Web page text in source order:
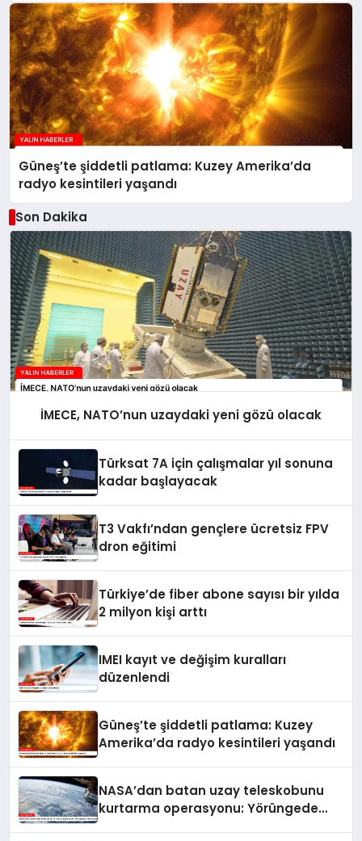
Güneş’te şiddetli patlama: Kuzey Amerika’da
radyo kesintileri yaşandı
Son Dakika
İMECE, NATO’nun uzaydaki yeni gözü olacak
Türksat 7A için çalışmalar yıl sonuna
kadar başlayacak
T3 Vakfı’ndan gençlere ücretsiz FPV
dron eğitimi
Türkiye’de fiber abone sayısı bir yılda
2 milyon kişi arttı
IMEI kayıt ve değişim kuralları
düzenlendi
Güneş’te şiddetli patlama: Kuzey
Amerika’da radyo kesintileri yaşandı
NASA’dan batan uzay teleskobunu
kurtarma operasyonu: Yörüngede